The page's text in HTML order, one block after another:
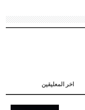
اخر المعليقين